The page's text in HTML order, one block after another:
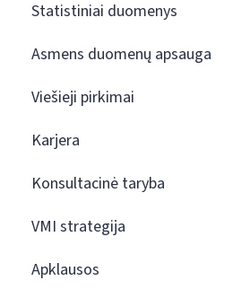
Statistiniai duomenys
Asmens duomenų apsauga
Viešieji pirkimai
Karjera
Konsultacinė taryba
VMI strategija
Apklausos